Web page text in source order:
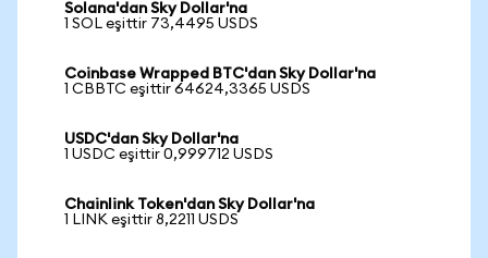
Solana'dan Sky Dollar'na
1 SOL eşittir 73,4495 USDS
Coinbase Wrapped BTC'dan Sky Dollar'na
1 CBBTC eşittir 64624,3365 USDS
USDC'dan Sky Dollar'na
1 USDC eşittir 0,999712 USDS
Chainlink Token'dan Sky Dollar'na
1 LINK eşittir 8,2211 USDS